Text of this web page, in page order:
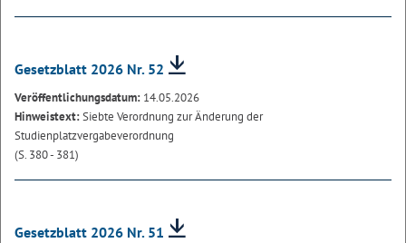
Gesetzblatt 2026 Nr. 52
Veröffentlichungsdatum: 14.05.2026
Hinweistext:Siebte Verordnung zur Änderung der
Studienplatzvergabeverordnung
(S. 380 - 381)
Gesetzblatt 2026 Nr. 51